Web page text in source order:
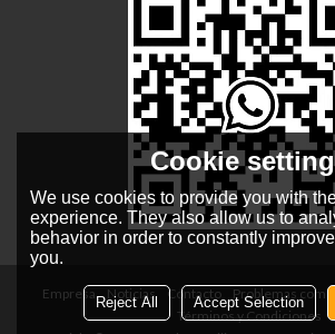
Empresa Noticias Contacto Problemas
Términos y Condiciones
Cookie
We use cookies to provide you with
experience. They also allow us to
behavior in order to constantly
you.
Reject All Accept Selection